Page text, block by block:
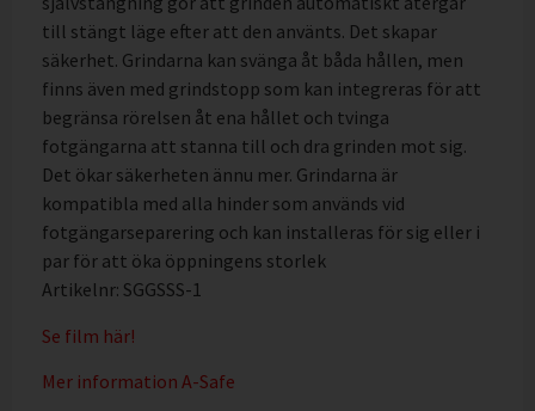
till stängt läge efter att den använts. Det skapar
säkerhet. Grindarna kan svänga åt båda hållen, men
finns även med grindstopp som kan integreras för att
begränsa rörelsen åt ena hållet och tvinga
fotgängarna att stanna till och dra grinden mot sig.
Det ökar säkerheten ännu mer. Grindarna är
kompatibla med alla hinder som används vid
fotgängarseparering och kan installeras för sig eller i
par för att öka öppningens storlek
Artikelnr: SGGSSS-1
Se film här!
Mer information A-Safe